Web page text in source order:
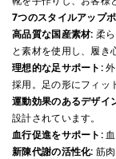
7つのスタイルアップ
高品質な国産素材: 柔
と素材を使用し、履き
理想的な足サポート:
採用。足の形にフィッ
運動効果のあるデザイ
設計されています。
血行促進をサポート:
新陳代謝の活性化: 筋